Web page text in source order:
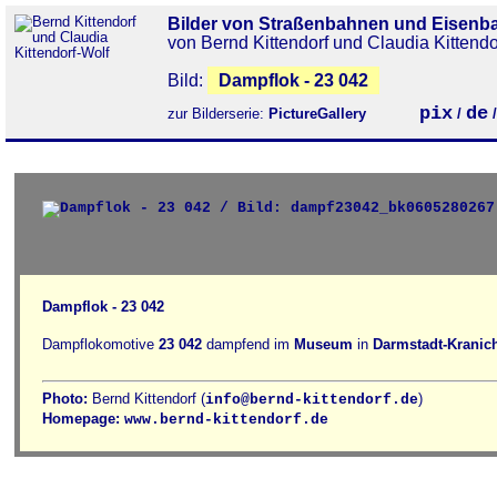
Bilder von Straßenbahnen und
von Bernd Kittendorf und Claudia
Bild:
Dampflok - 23 042
zur Bilderserie: PictureGallery pix / de
Dampflok - 23 042
Dampflokomotive 23 042 dampfend im Museum in Darmstadt-
Photo: Bernd Kittendorf (info@bernd-kittendorf.de)
Homepage: www.bernd-kittendorf.de